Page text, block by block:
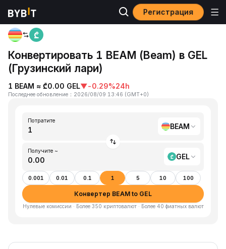
Регистрация
Главная
Конвертировать 1 BEAM (Beam) в GEL
(Грузинский лари)
1 BEAM ≈ ₾0.00 GEL▼-0.29%24h
Последнее обновление ： 2026/08/09 13:46 (GMT+0)
Потратите
BEAM
Получите ~
GEL
0.001 0.01 0.1 1 5 10 100
Конвертер BEAM to GEL
Нулевые комиссии · Более 350 криптовалют · Более 40 фиатных валют